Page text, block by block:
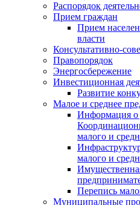
Распорядок
Прием граждан
Прием
власти
Консультативно-
Правопорядок
Энергосбережение
Инвестиционная
Развитие
Малое и среднее
Информация о
малого и
малого и
Перепись
Муниципальные